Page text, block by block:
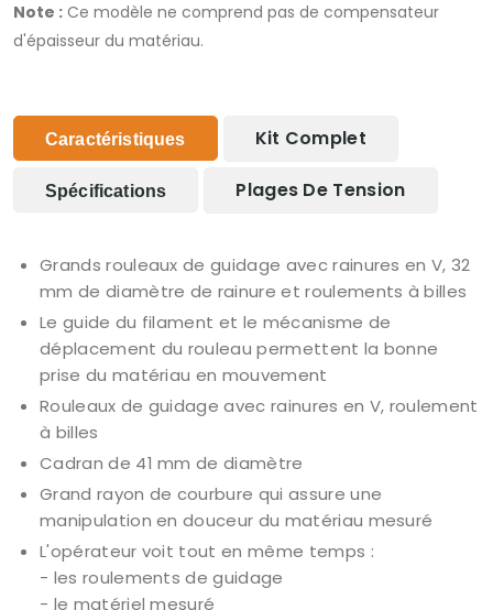
Note : Ce modèle ne comprend pas de compensateur
d'épaisseur du matériau.
Caractéristiques Kit Complet
Spécifications Plages De Tension
Grands rouleaux de guidage avec rainures en V, 32
mm de diamètre de rainure et roulements à billes
Le guide du filament et le mécanisme de
déplacement du rouleau permettent la bonne
prise du matériau en mouvement
Rouleaux de guidage avec rainures en V, roulement
à billes
Cadran de 41 mm de diamètre
Grand rayon de courbure qui assure une
manipulation en douceur du matériau mesuré
L'opérateur voit tout en même temps :
- les roulements de guidage
- le matériel mesuré